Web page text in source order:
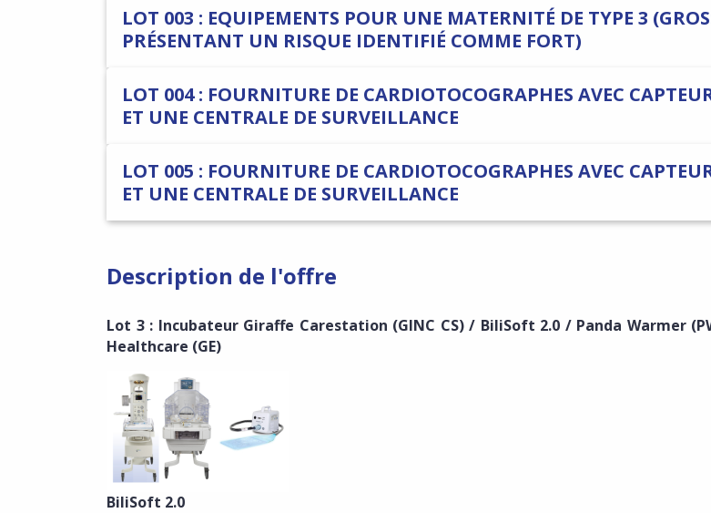
LOT 003 : EQUIPEMENTS POUR UNE MATERNITÉ DE TYPE 3
PRÉSENTANT UN RISQUE IDENTIFIÉ COMME FORT)
LOT 004 : FOURNITURE DE CARDIOTOCOGRAPHES AVEC
ET UNE CENTRALE DE SURVEILLANCE
LOT 005 : FOURNITURE DE CARDIOTOCOGRAPHES AVEC
ET UNE CENTRALE DE SURVEILLANCE
Description de l'offre
Lot 3 : Incubateur Giraffe Carestation (GINC CS) / BiliSoft 2.0 / Panda Warmer
Healthcare (GE)
BiliSoft 2.0